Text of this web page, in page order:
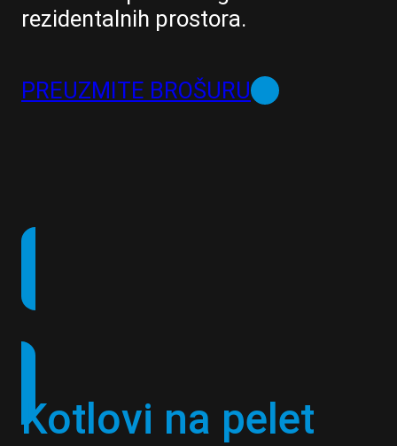
rezidentalnih prostora.
PREUZMITE BROŠURU
Kotlovi na pelet